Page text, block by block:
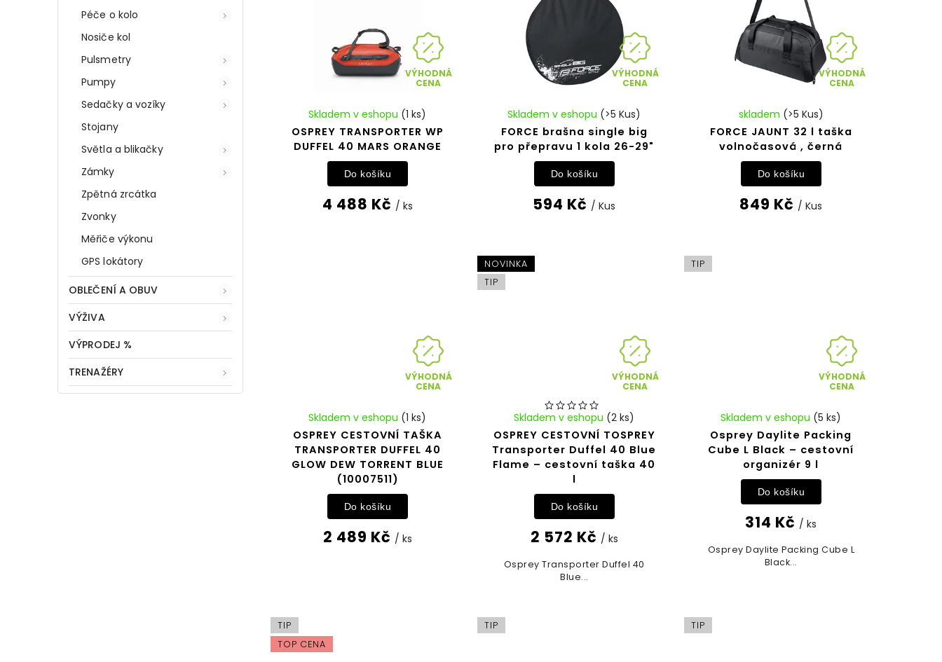
Péče o kolo
Nosiče kol
Pulsmetry
Pumpy
Sedačky a vozíky
Stojany
Světla a blikačky
Zámky
Zpětná zrcátka
Zvonky
Měřiče výkonu
GPS lokátory
OBLEČENÍ A OBUV
VÝŽIVA
VÝPRODEJ %
TRENAŽÉRY
VÝHODNÁ
CENA
OSPREY TRANSPORTER WP
DUFFEL 40 MARS ORANGE
Skladem v eshopu (1 ks)
4 488 Kč / ks
Do košíku
VÝHODNÁ
CENA
FORCE brašna single big
pro přepravu 1 kola 26-29"
Skladem v eshopu (>5 Kus)
594 Kč / Kus
Do košíku
VÝHODNÁ
CENA
FORCE JAUNT 32 l taška
volnočasová , černá
skladem (>5 Kus)
849 Kč / Kus
Do košíku
VÝHODNÁ
CENA
OSPREY CESTOVNÍ TAŠKA
TRANSPORTER DUFFEL 40
GLOW DEW TORRENT BLUE
(10007511)
Skladem v eshopu (1 ks)
2 489 Kč / ks
Do košíku
NOVINKA
TIP
VÝHODNÁ
CENA
OSPREY CESTOVNÍ TOSPREY
Transporter Duffel 40 Blue
Flame – cestovní taška 40
l
Skladem v eshopu (2 ks)
2 572 Kč / ks
Do košíku
Osprey Transporter Duffel 40
Blue...
TIP
VÝHODNÁ
CENA
Osprey Daylite Packing
Cube L Black – cestovní
organizér 9 l
Skladem v eshopu (5 ks)
314 Kč / ks
Do košíku
Osprey Daylite Packing Cube L
Black...
TIP
TOP CENA
TIP TIP